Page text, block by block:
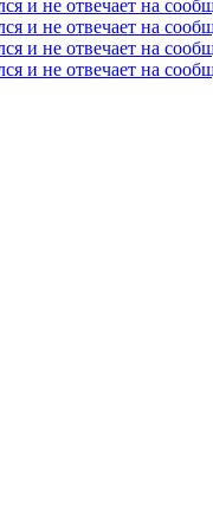
и не отвечает на
и не отвечает на
и не отвечает на
и не отвечает на